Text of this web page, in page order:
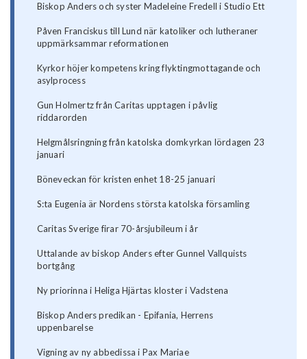
Biskop Anders och syster Madeleine Fredell i Studio Ett
Påven Franciskus till Lund när katoliker och lutheraner
uppmärksammar reformationen
Kyrkor höjer kompetens kring flyktingmottagande och
asylprocess
Gun Holmertz från Caritas upptagen i påvlig
riddarorden
Helgmålsringning från katolska domkyrkan lördagen 23
januari
Böneveckan för kristen enhet 18-25 januari
S:ta Eugenia är Nordens största katolska församling
Caritas Sverige firar 70-årsjubileum i år
Uttalande av biskop Anders efter Gunnel Vallquists
bortgång
Ny priorinna i Heliga Hjärtas kloster i Vadstena
Biskop Anders predikan - Epifania, Herrens
uppenbarelse
Vigning av ny abbedissa i Pax Mariae